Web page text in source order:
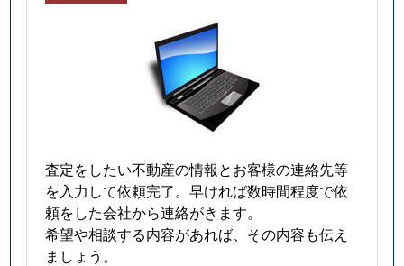
査定をしたい不動産の情報とお客様の連絡先等
を入力して依頼完了。早ければ数時間程度で依
頼をした会社から連絡がきます。
希望や相談する内容があれば、その内容も伝え
ましょう。